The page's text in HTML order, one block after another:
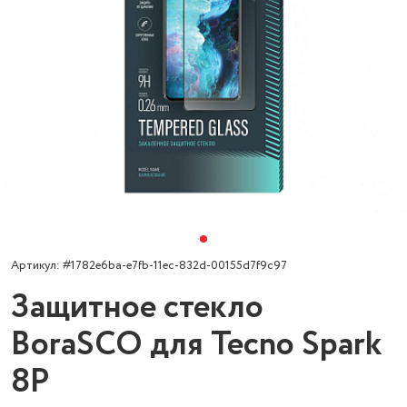
Артикул: #1782e6ba-e7fb-11ec-832d-00155d7f9c97
Защитное стекло
BoraSCO для Tecno Spark
8P